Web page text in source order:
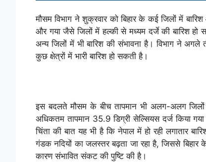
मौसम विभाग ने शुक्रवार को बिहार के कई जिलों में
और गया जैसे जिलों में हल्की से मध्यम दर्जे की बारिश
अन्य जिलों में भी बारिश की संभावना है। विभाग ने
कुछ क्षेत्रों में भारी बारिश हो सकती है।
इस बदलते मौसम के बीच तापमान भी अलग-अलग जिलों
अधिकतम तापमान 35.9 डिग्री सेल्सियस दर्ज किया
चिंता की बात यह भी है कि नेपाल में हो रही लगातार
गंडक नदियों का जलस्तर बढ़ता जा रहा है, जिससे
कारण संभावित संकट की पुष्टि की है।